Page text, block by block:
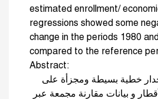
estimated enrollment/
regressions showed some
change in the periods 1980
compared to the reference
Abstract:
خطية بسيطة ومجزأة على
و بيانات مقارنة مجمعة عبر